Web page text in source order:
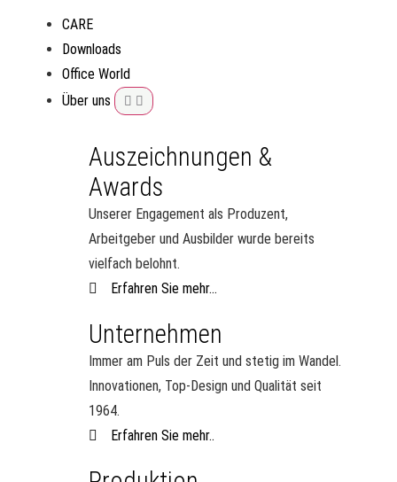
CARE
Downloads
Office World
Über uns
Auszeichnungen &
Awards
Unserer Engagement als Produzent,
Arbeitgeber und Ausbilder wurde bereits
vielfach belohnt.
Erfahren Sie mehr...
Unternehmen
Immer am Puls der Zeit und stetig im Wandel.
Innovationen, Top-Design und Qualität seit
1964.
Erfahren Sie mehr..